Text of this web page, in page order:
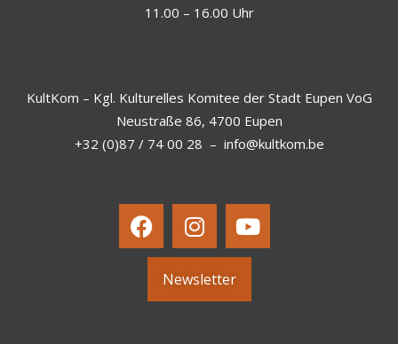
11.00 – 16.00 Uhr
KultKom – Kgl. Kulturelles Komitee der Stadt Eupen VoG
Neustraße 86, 4700 Eupen
+32 (0)87 / 74 00 28 – info@kultkom.be
Newsletter